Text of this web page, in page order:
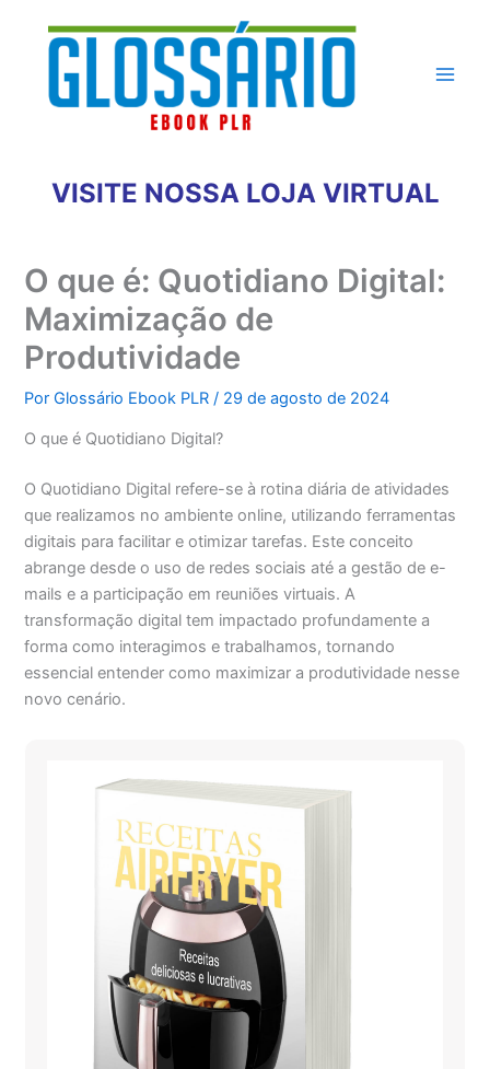
conteúdo
VISITE NOSSA LOJA VIRTUAL
O que é: Quotidiano Digital:
Maximização de
Produtividade
PorGlossário Ebook PLR/ 29 de agosto de 2024
O que é Quotidiano Digital?
O Quotidiano Digital refere-se à rotina diária de atividades
que realizamos no ambiente online, utilizando ferramentas
digitais para facilitar e otimizar tarefas. Este conceito
abrange desde o uso de redes sociais até a gestão de e-
mails e a participação em reuniões virtuais. A
transformação digital tem impactado profundamente a
forma como interagimos e trabalhamos, tornando
essencial entender como maximizar a produtividade nesse
novo cenário.